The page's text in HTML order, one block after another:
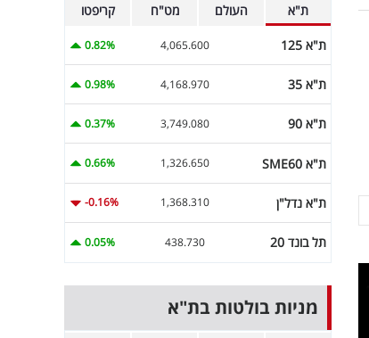
ת"א העולם מט"ח קריפטו
ת"א 125 4,065.600
0.82%
ת"א 35 4,168.970
0.98%
ת"א 90 3,749.080
0.37%
ת"א SME60 1,326.650
0.66%
ת"א נדל"ן 1,368.310
-0.16%
תל בונד 20 438.730
0.05%
מניות בולטות בת"א